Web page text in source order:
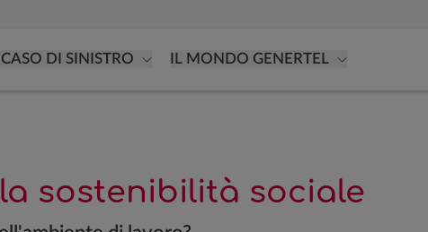
CASO DI SINISTRO IL MONDO GENERTEL
sostenibilità sociale